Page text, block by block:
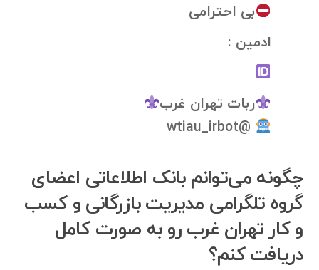
بی احترامی
ادمین :
ربات تهران غرب
@wtiau_irbot
چگونه می‌توانم بانک اطلاعاتی اعضای
گروه تلگرامی مدیریت بازرگانی و کسب
و کار تهران غرب رو به صورت کامل
دریافت کنم؟